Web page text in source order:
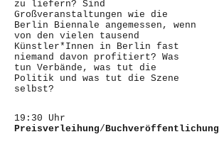
zu liefern? Sind
Großveranstaltungen wie die
Berlin Biennale angemessen, wenn
von den vielen tausend
Künstler*Innen in Berlin fast
niemand davon profitiert? Was
tun Verbände, was tut die
Politik und was tut die Szene
selbst?
19:30 Uhr
Preisverleihung/Buchveröffentlichung